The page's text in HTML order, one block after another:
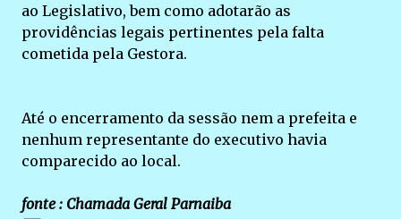
ao Legislativo, bem como adotarão as
providências legais pertinentes pela falta
cometida pela Gestora.
Até o encerramento da sessão nem a prefeita e
nenhum representante do executivo havia
comparecido ao local.
fonte : Chamada Geral Parnaiba